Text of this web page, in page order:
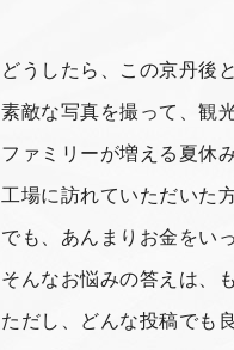
どうしたら、この京丹後
素敵な写真を撮って、観
ファミリーが増える夏休
工場に訪れていただいた
でも、あんまりお金をい
そんなお悩みの答えは、
ただし、どんな投稿でも